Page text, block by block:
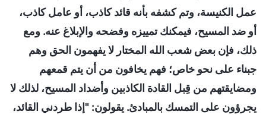
عمل الكنيسة، وتم كشفه بأنه قائد كاذب، أو عامل كاذب،
أو ضد المسيح، فيمكنك تمييزه وفضحه والإبلاغ عنه. ومع
ذلك، فإن بعض شعب الله المختار لا يفهمون الحق وهم
جبناء على نحو خاص؛ فهم يخافون من أن يتم قمعهم
ومضايقتهم من قِبل القادة الكاذبين وأضداد المسيح، لذلك لا
يجرؤون على التمسك بالمبادئ. يقولون: "إذا طردني القائد،